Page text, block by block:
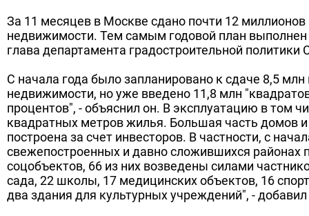
За 11 месяцев в Москве сдано почти 12
недвижимости. Тем самым годовой план
глава департамента градостроительной политики
С начала года было запланировано к сдаче 8,5
недвижимости, но уже введено 11,8 млн
процентов", - объяснил он. В эксплуатацию в том
квадратных метров жилья. Большая часть домов и
построена за счет инвесторов. В частности, с
свежепостроенных и давно сложившихся районах
соцобъектов, 66 из них возведены силами
сада, 22 школы, 17 медицинских объектов, 16
два здания для культурных учреждений", -